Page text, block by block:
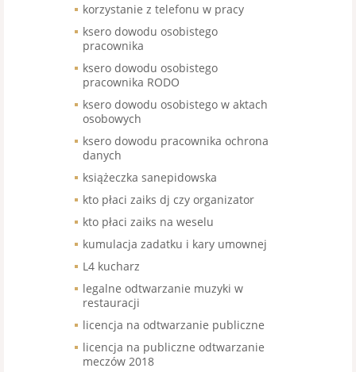
korzystanie z telefonu w pracy
ksero dowodu osobistego
pracownika
ksero dowodu osobistego
pracownika RODO
ksero dowodu osobistego w aktach
osobowych
ksero dowodu pracownika ochrona
danych
książeczka sanepidowska
kto płaci zaiks dj czy organizator
kto płaci zaiks na weselu
kumulacja zadatku i kary umownej
L4 kucharz
legalne odtwarzanie muzyki w
restauracji
licencja na odtwarzanie publiczne
licencja na publiczne odtwarzanie
meczów 2018